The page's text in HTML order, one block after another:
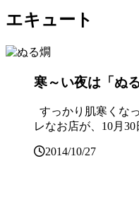
エキュート
寒～い夜は「ぬ
すっかり肌寒くな
レなお店が、10月30
2014/10/27